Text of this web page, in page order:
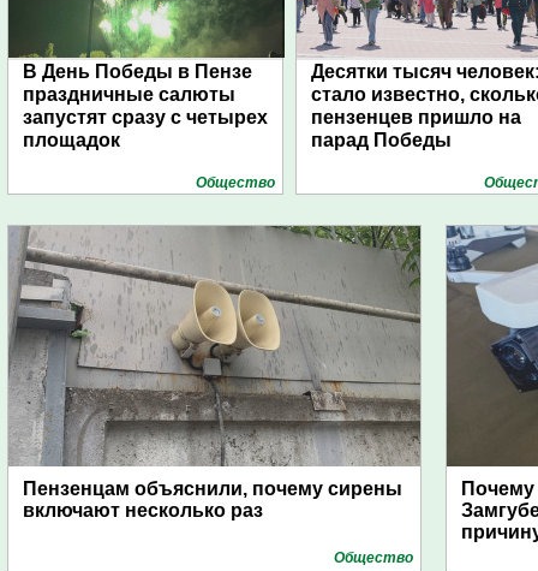
В День Победы в Пензе
праздничные салюты
запустят сразу с четырех
площадок
Общество
Десятки тысяч
стало известно,
пензенцев пришло на
парад Победы
Пензенцам объяснили, почему сирены
включают несколько раз
Общество